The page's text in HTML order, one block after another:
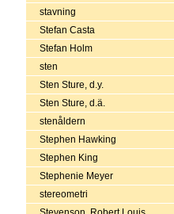
stavning
Stefan Casta
Stefan Holm
sten
Sten Sture, d.y.
Sten Sture, d.ä.
stenåldern
Stephen Hawking
Stephen King
Stephenie Meyer
stereometri